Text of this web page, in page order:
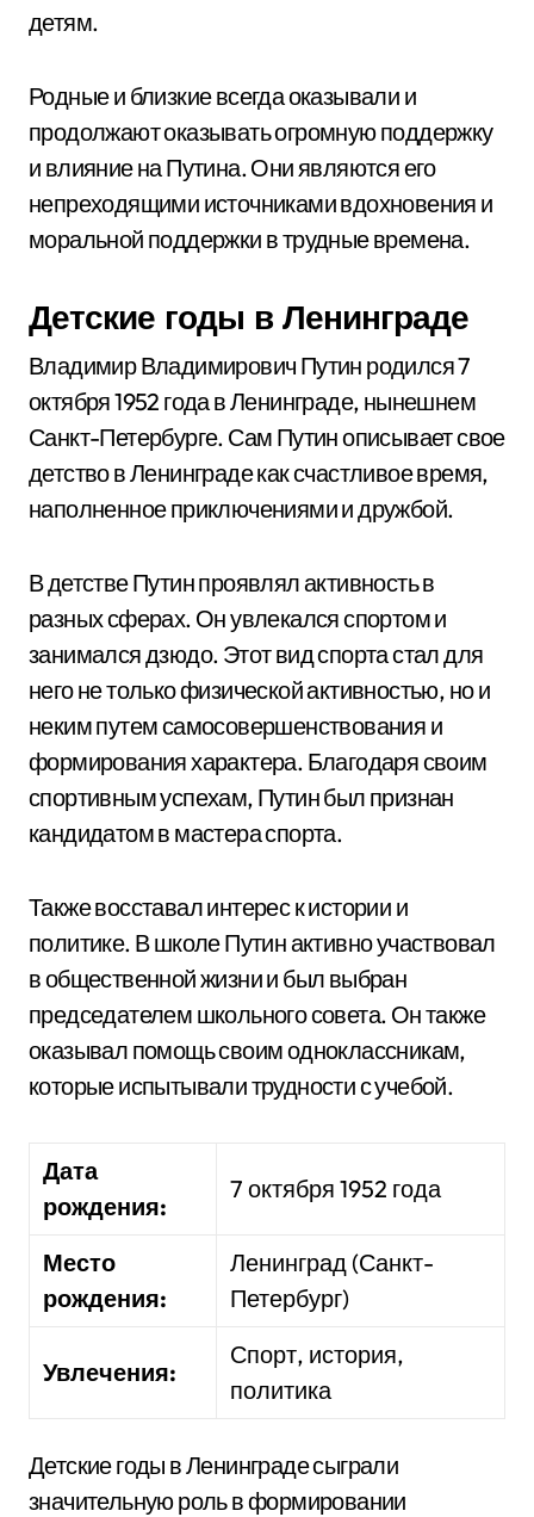
детям.
Родные и близкие всегда оказывали и
продолжают оказывать огромную поддержку
и влияние на Путина. Они являются его
непреходящими источниками вдохновения и
моральной поддержки в трудные времена.
Детские годы в Ленинграде
Владимир Владимирович Путин родился 7
октября 1952 года в Ленинграде, нынешнем
Санкт-Петербурге. Сам Путин описывает свое
детство в Ленинграде как счастливое время,
наполненное приключениями и дружбой.
В детстве Путин проявлял активность в
разных сферах. Он увлекался спортом и
занимался дзюдо. Этот вид спорта стал для
него не только физической активностью, но и
неким путем самосовершенствования и
формирования характера. Благодаря своим
спортивным успехам, Путин был признан
кандидатом в мастера спорта.
Также восставал интерес к истории и
политике. В школе Путин активно участвовал
в общественной жизни и был выбран
председателем школьного совета. Он также
оказывал помощь своим одноклассникам,
которые испытывали трудности с учебой.
Дата
рождения:
7 октября 1952 года
Место
рождения:
Ленинград (Санкт-
Петербург)
Увлечения:
Спорт, история,
политика
Детские годы в Ленинграде сыграли
значительную роль в формировании